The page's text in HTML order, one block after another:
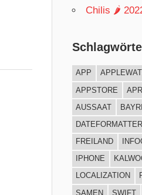
Chilis 🌶
APP
APPSTORE
AUSSAAT
DATEFORMATTER
FREILAND
IPHONE
LOCALIZATION
SAMEN
SWIFT